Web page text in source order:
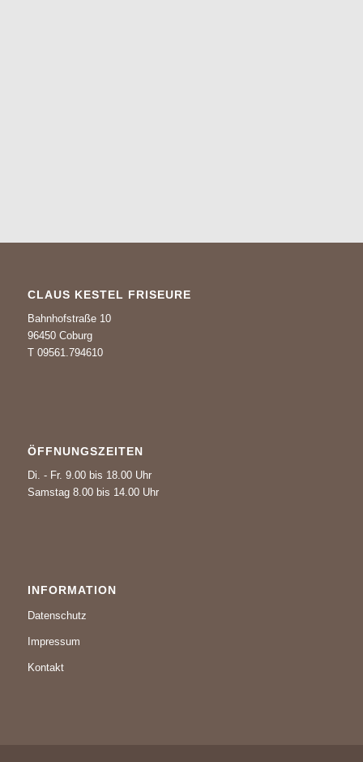
CLAUS KESTEL FRISEURE
Bahnhofstraße 10
96450 Coburg
T 09561.794610
ÖFFNUNGSZEITEN
Di. - Fr. 9.00 bis 18.00 Uhr
Samstag 8.00 bis 14.00 Uhr
INFORMATION
Datenschutz
Impressum
Kontakt